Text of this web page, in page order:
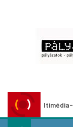
multimédia-